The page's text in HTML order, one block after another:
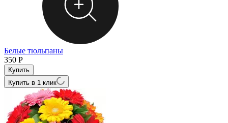
Белые тюльпаны
350 Р
Купить в 1 клик